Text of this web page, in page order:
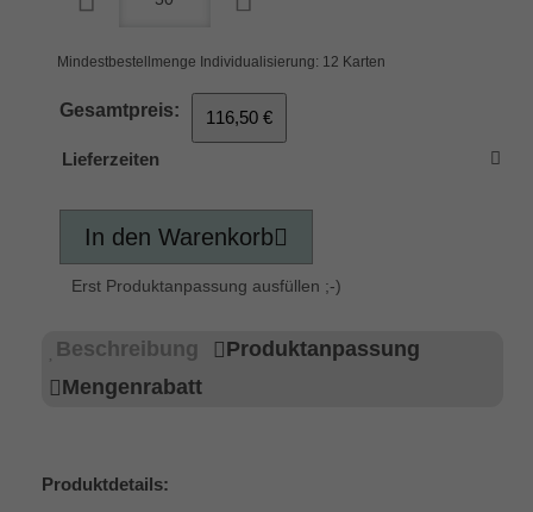
Mindestbestellmenge Individualisierung: 12 Karten
Gesamtpreis: 116,50 €
Lieferzeiten
In den Warenkorb
Erst Produktanpassung ausfüllen ;-)
Beschreibung
Produktanpassung
Mengenrabatt
Produktdetails: